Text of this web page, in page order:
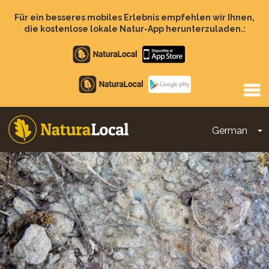
zumFür ein besseres mobiles Erlebnis empfehlen wir Ihnen,
die kostenlose lokale Natur-App herunterzuladen.:
Apple
store
Google
Play
German
Main
navigation